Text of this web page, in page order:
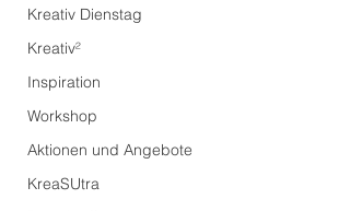
Kreativ Dienstag
Kreativ²
Inspiration
Workshop
Aktionen und Angebote
KreaSUtra